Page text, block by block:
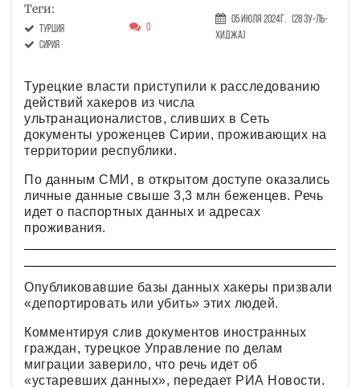
Теги:
Турция
Сирия
0
05 Июля 2024г. (28 Зу-ль-
хиджа)
Турецкие власти приступили к расследованию
действий хакеров из числа
ультранационалистов, сливших в Сеть
документы уроженцев Сирии, проживающих на
территории республики.
По данным СМИ, в открытом доступе оказались
личные данные свыше 3,3 млн беженцев. Речь
идет о паспортных данных и адресах
проживания.
Опубликовавшие базы данных хакеры призвали
«депортировать или убить» этих людей.
Комментируя слив документов иностранных
граждан, турецкое Управление по делам
миграции заверило, что речь идет об
«устаревших данных», передает РИА Новости.